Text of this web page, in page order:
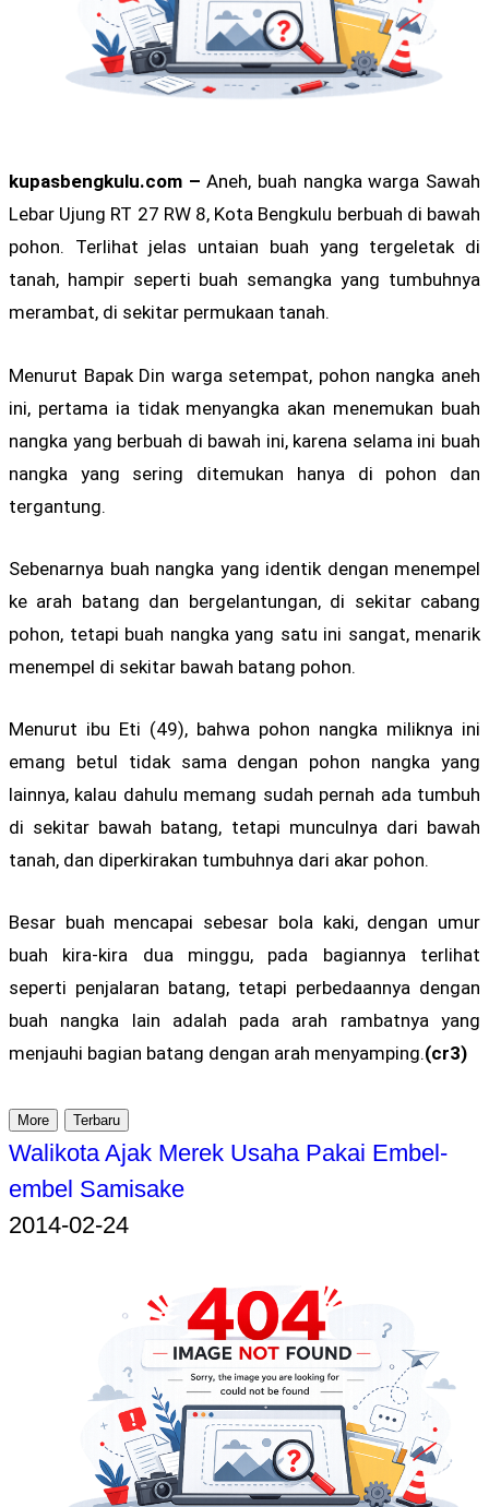
kupasbengkulu.com – Aneh, buah nangka warga Sawah
Lebar Ujung RT 27 RW 8, Kota Bengkulu berbuah di bawah
pohon. Terlihat jelas untaian buah yang tergeletak di
tanah, hampir seperti buah semangka yang tumbuhnya
merambat, di sekitar permukaan tanah.
Menurut Bapak Din warga setempat, pohon nangka aneh
ini, pertama ia tidak menyangka akan menemukan buah
nangka yang berbuah di bawah ini, karena selama ini buah
nangka yang sering ditemukan hanya di pohon dan
tergantung.
Sebenarnya buah nangka yang identik dengan menempel
ke arah batang dan bergelantungan, di sekitar cabang
pohon, tetapi buah nangka yang satu ini sangat, menarik
menempel di sekitar bawah batang pohon.
Menurut ibu Eti (49), bahwa pohon nangka miliknya ini
emang betul tidak sama dengan pohon nangka yang
lainnya, kalau dahulu memang sudah pernah ada tumbuh
di sekitar bawah batang, tetapi munculnya dari bawah
tanah, dan diperkirakan tumbuhnya dari akar pohon.
Besar buah mencapai sebesar bola kaki, dengan umur
buah kira-kira dua minggu, pada bagiannya terlihat
seperti penjalaran batang, tetapi perbedaannya dengan
buah nangka lain adalah pada arah rambatnya yang
menjauhi bagian batang dengan arah menyamping.(cr3)
More Terbaru
Walikota Ajak Merek Usaha Pakai Embel-
embel Samisake
2014-02-24